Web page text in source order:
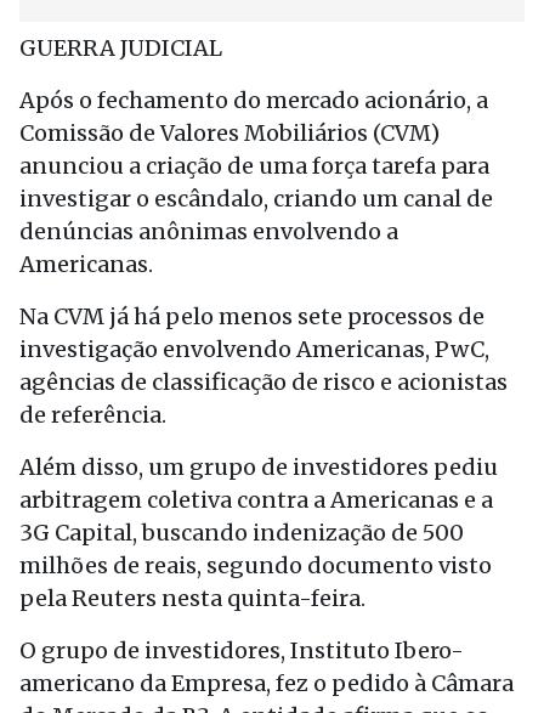
GUERRA JUDICIAL
Após o fechamento do mercado acionário, a
Comissão de Valores Mobiliários (CVM)
anunciou a criação de uma força tarefa para
investigar o escândalo, criando um canal de
denúncias anônimas envolvendo a
Americanas.
Na CVM já há pelo menos sete processos de
investigação envolvendo Americanas, PwC,
agências de classificação de risco e acionistas
de referência.
Além disso, um grupo de investidores pediu
arbitragem coletiva contra a Americanas e a
3G Capital, buscando indenização de 500
milhões de reais, segundo documento visto
pela Reuters nesta quinta-feira.
O grupo de investidores, Instituto Ibero-
americano da Empresa, fez o pedido à Câmara